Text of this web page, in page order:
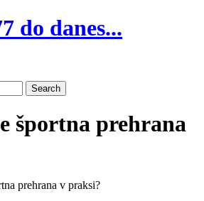
do danes...
športna prehrana
prehrana v praksi?